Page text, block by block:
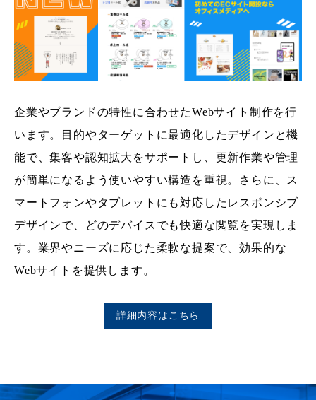
企業やブランドの特性に合わせたWebサイト制作を行
います。目的やターゲットに最適化したデザインと機
能で、集客や認知拡大をサポートし、更新作業や管理
が簡単になるよう使いやすい構造を重視。さらに、ス
マートフォンやタブレットにも対応したレスポンシブ
デザインで、どのデバイスでも快適な閲覧を実現しま
す。業界やニーズに応じた柔軟な提案で、効果的な
Webサイトを提供します。
詳細内容はこちら